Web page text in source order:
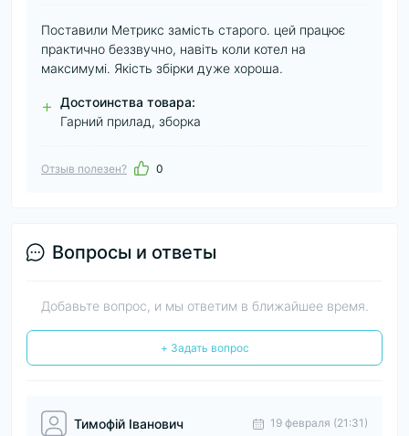
Поставили Метрикс замість старого. цей працює
практично беззвучно, навіть коли котел на
максимумі. Якість збірки дуже хороша.
+ Достоинства товара:
Гарний прилад, зборка
Отзыв полезен? 0
Вопросы и ответы
Добавьте вопрос, и мы ответим в ближайшее время.
+ Задать вопрос
Тимофій Іванович 19 февраля (21:31)